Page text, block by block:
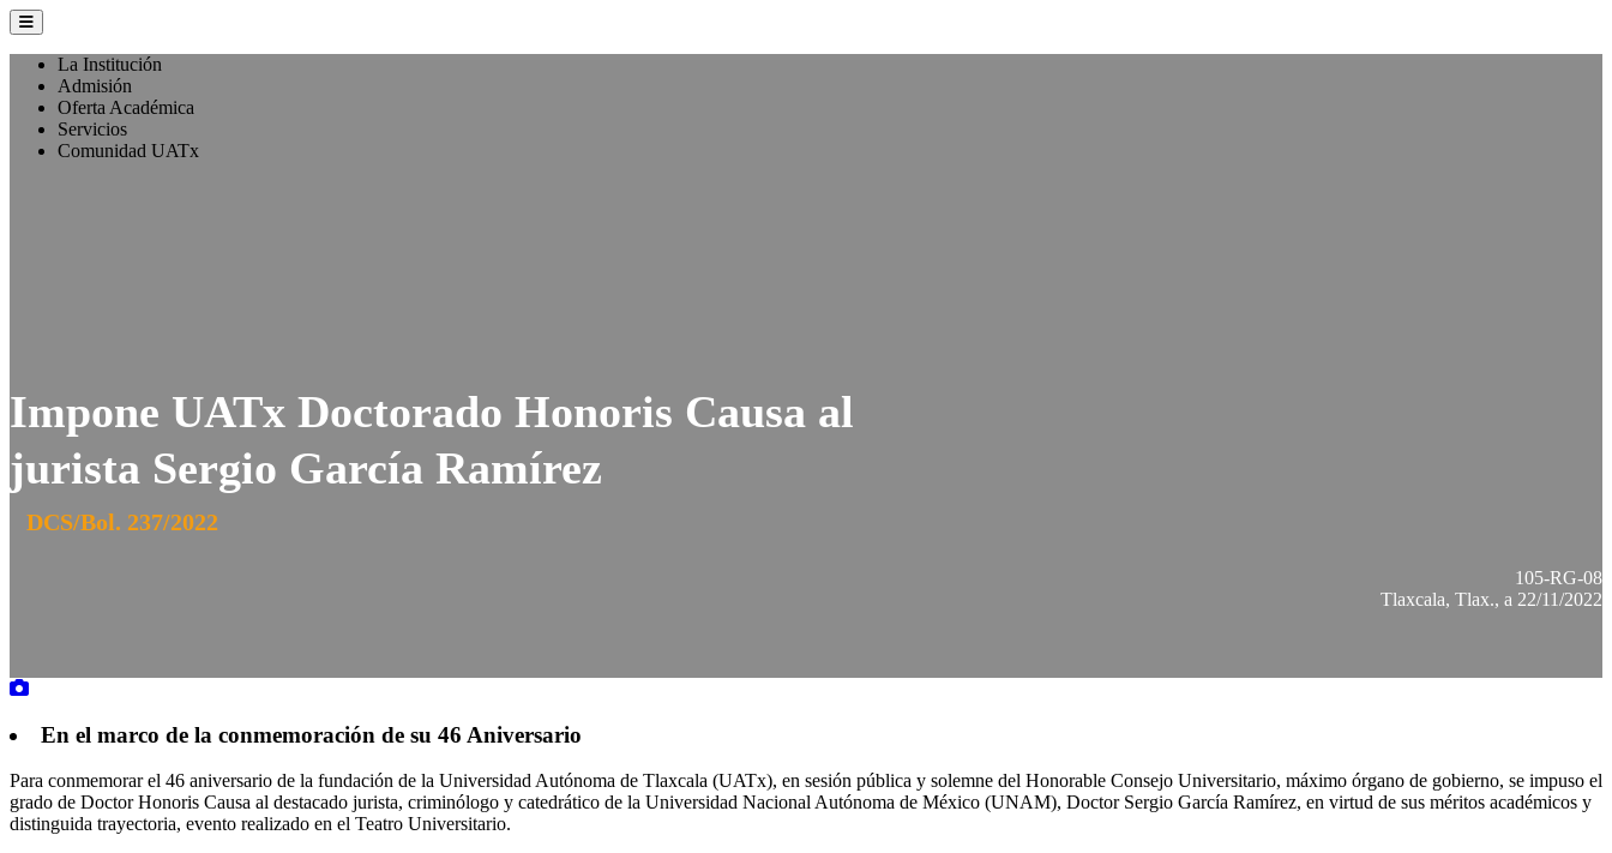
La Institución
Admisión
Oferta Académica
Servicios
Comunidad UATx
Impone UATx Doctorado Honoris Causa al
jurista Sergio García Ramírez
DCS/Bol. 237/2022
105-RG-08
Tlaxcala, Tlax., a 22/11/2022
En el marco de la conmemoración de su 46 Aniversario
Para conmemorar el 46 aniversario de la fundación de la Universidad Autónoma de Tlaxcala (UATx), en sesión pública y solemne del Honorable Consejo Universitario, máximo órgano de gobierno, se impuso el
grado de Doctor Honoris Causa al destacado jurista, criminólogo y catedrático de la Universidad Nacional Autónoma de México (UNAM), Doctor Sergio García Ramírez, en virtud de sus méritos académicos y
distinguida trayectoria, evento realizado en el Teatro Universitario.